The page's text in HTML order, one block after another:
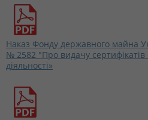
Наказ Фонду державного майна
№ 2582 "Про видачу сертифікатів
діяльності»